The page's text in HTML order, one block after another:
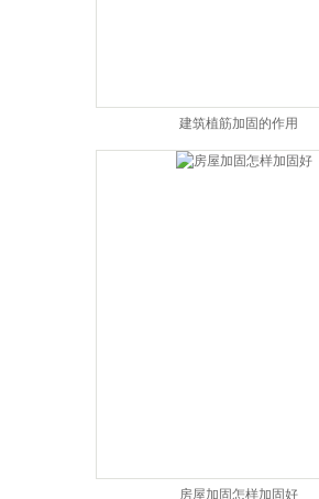
建筑植筋加固的作用
房屋加固怎样加固好